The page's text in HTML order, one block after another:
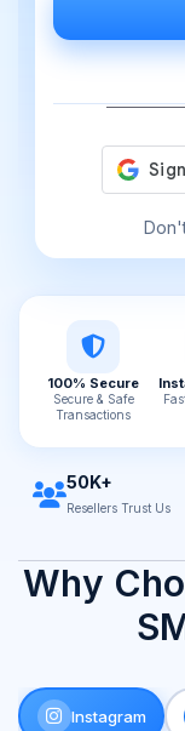
100% Secure
Secure & Safe
Transactions
50K+
Resellers Trust Us
Why
Instagram